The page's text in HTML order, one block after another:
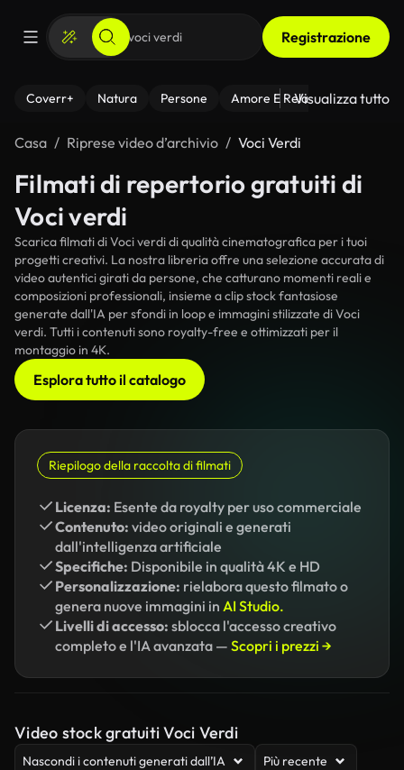
Registrazione
Coverr+ Natura Persone Amore E Relazioni Il
Visualizza tutto
Casa Riprese video d’archivio Voci Verdi
Filmati di repertorio gratuiti di
Voci verdi
Scarica filmati di Voci verdi di qualità cinematografica per i tuoi
progetti creativi. La nostra libreria offre una selezione accurata di
video autentici girati da persone, che catturano momenti reali e
composizioni professionali, insieme a clip stock fantasiose
generate dall'IA per sfondi in loop e immagini stilizzate di Voci
verdi. Tutti i contenuti sono royalty-free e ottimizzati per il
montaggio in 4K.
Esplora tutto il catalogo
Riepilogo della raccolta di filmati
Licenza: Esente da royalty per uso commerciale
Contenuto: video originali e generati
dall'intelligenza artificiale
Specifiche: Disponibile in qualità 4K e HD
Personalizzazione: rielabora questo filmato o
genera nuove immagini in AI Studio.
Livelli di accesso: sblocca l'accesso creativo
completo e l'IA avanzata — Scopri i prezzi →
Video stock gratuiti Voci Verdi
Nascondi i contenuti generati dall’IA Più recente